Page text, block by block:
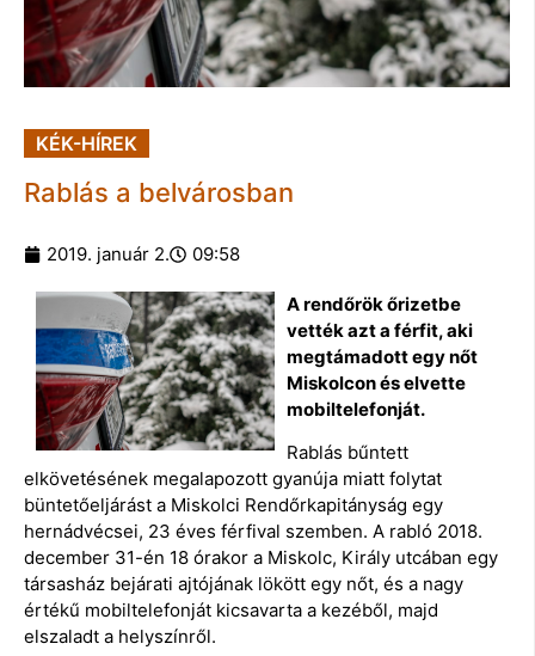
KÉK-HÍREK
Rablás a belvárosban
2019. január 2. 09:58
A rendőrök őrizetbe
vették azt a férfit, aki
megtámadott egy nőt
Miskolcon és elvette
mobiltelefonját.
Rablás bűntett
elkövetésének megalapozott gyanúja miatt folytat
büntetőeljárást a Miskolci Rendőrkapitányság egy
hernádvécsei, 23 éves férfival szemben. A rabló 2018.
december 31-én 18 órakor a Miskolc, Király utcában egy
társasház bejárati ajtójának lökött egy nőt, és a nagy
értékű mobiltelefonját kicsavarta a kezéből, majd
elszaladt a helyszínről.